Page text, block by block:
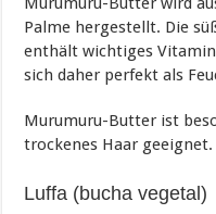
Palme hergestellt. Die
enthält wichtiges
sich daher perfekt als
Murumuru-Butter ist
trockenes Haar geeignet.
Luffa (bucha vegetal)